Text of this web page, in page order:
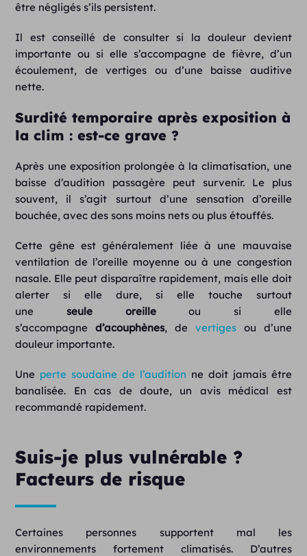
être négligés s’ils persistent.
Il est conseillé de consulter si la douleur devient
importante ou si elle s’accompagne de fièvre, d’un
écoulement, de vertiges ou d’une baisse auditive
nette.
Surdité temporaire après exposition à
la clim : est-ce grave ?
Après une exposition prolongée à la climatisation, une
baisse d’audition passagère peut survenir. Le plus
souvent, il s’agit surtout d’une sensation d’oreille
bouchée, avec des sons moins nets ou plus étouffés.
Cette gêne est généralement liée à une mauvaise
ventilation de l’oreille moyenne ou à une congestion
nasale. Elle peut disparaître rapidement, mais elle doit
alerter si elle dure, si elle touche surtout
uneseule oreilleou si elle
s’accompagned’acouphènes, de vertigesou d’une
douleur importante.
Une perte soudaine de l’audition ne doit jamais être
banalisée. En cas de doute, un avis médical est
recommandé rapidement.
Suis-je plus vulnérable ?
Facteurs de risque
Certaines personnes supportent mal les
environnements fortement climatisés. D’autres